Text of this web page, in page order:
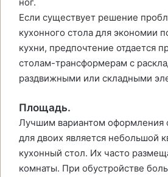
Если существует решение
кухонного стола для экономии
кухни, предпочтение отдается
столам-трансформерам с
раздвижными или складными
Площадь.
Лучшим вариантом оформления
для двоих является небольшой
кухонный стол. Их часто
комнаты. При обустройстве